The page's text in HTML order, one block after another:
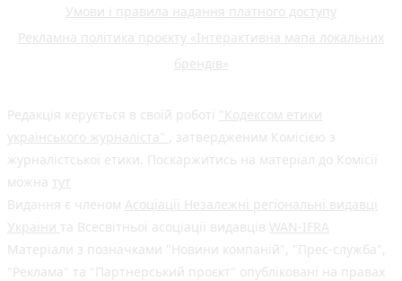
Умови і правила надання платного доступу
Рекламна політика проєкту «Інтерактивна мапа локальних
брендів»
Редакція керується в своїй роботі "Кодексом етики
українського журналіста"
, затвердженим Комісією з
журналістської етики. Поскаржитись на матеріал до Комісії
можна тут
Видання є членом Асоціації Незалежні регіональні видавці
України та Всесвітньої асоціації видавців WAN-IFRA
Матеріали з позначками "Новини компаній", "Прес-служба",
"Реклама" та "Партнерський проєкт" опубліковані на правах